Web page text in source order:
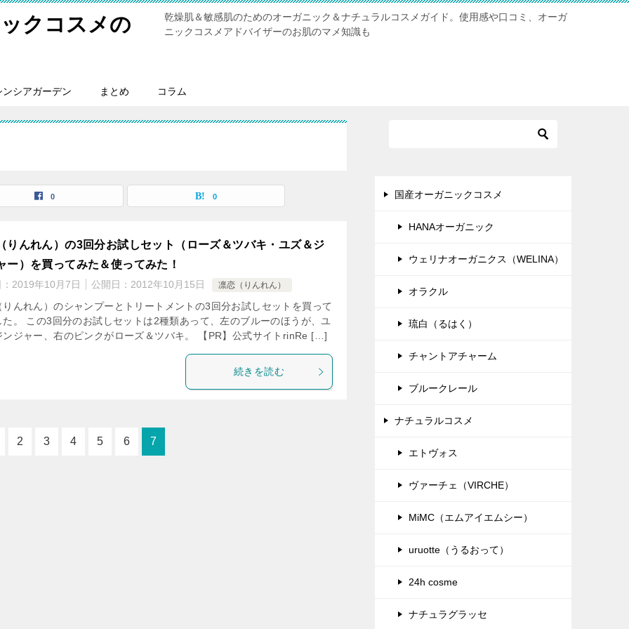
クコスメの
乾燥肌＆敏感肌のためのオーガニック＆ナチュラルコスメガイド。使用感や口コミ、オーガ
ニックコスメアドバイザーのお肌のマメ知識も
ンシアガーデン まとめ コラム
0 0
りんれん）の3回分お試しセット（ローズ＆ツバキ・ユズ＆ジ
ー）を買ってみた＆使ってみた！
2019年10月7日 公開日： 2012年10月15日 凛恋（りんれん）
りんれん）のシャンプーとトリートメントの3回分お試しセットを買って
た。 この3回分のお試しセットは2種類あって、左のブルーのほうが、ユ
ンジャー、右のピンクがローズ＆ツバキ。 【PR】公式サイトrinRe […]
続きを読む
2 3 4 5 6 7
国産オーガニックコスメ
HANAオーガニック
ウェリナオーガニクス（WELINA）
オラクル
琉白（るはく）
チャントアチャーム
ブルークレール
ナチュラルコスメ
エトヴォス
ヴァーチェ（VIRCHE）
MiMC（エムアイエムシー）
uruotte（うるおって）
24h cosme
ナチュラグラッセ